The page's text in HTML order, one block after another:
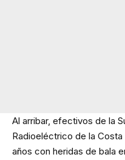
Al arribar, efectivos de la
Radioeléctrico de la
años con heridas de bala